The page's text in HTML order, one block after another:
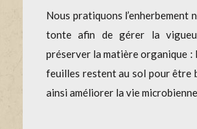
Nous pratiquons l’enherbement
tonte afin de gérer la
préserver la matière organique :
feuilles restent au sol pour être
ainsi améliorer la vie